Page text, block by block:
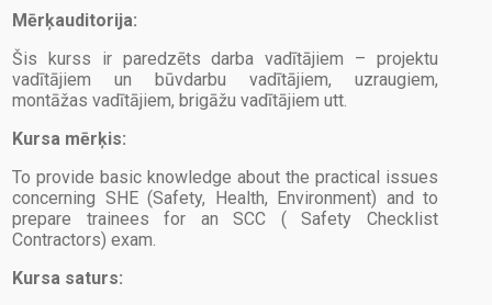
Mērķauditorija:
Šis kurss ir paredzēts darba vadītājiem – projektu
vadītājiem un būvdarbu vadītājiem, uzraugiem,
montāžas vadītājiem, brigāžu vadītājiem utt.
Kursa mērķis:
To provide basic knowledge about the practical issues
concerning SHE (Safety, Health, Environment) and to
prepare trainees for an SCC ( Safety Checklist
Contractors) exam.
Kursa saturs: